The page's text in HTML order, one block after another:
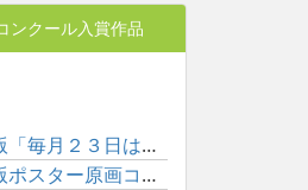
ンクール入賞作品
令和８年度版「毎月２３日は子どもといっしょに読書の日」ポスタ...
令和７年度版ポスター原画コンクール入賞作品一覧